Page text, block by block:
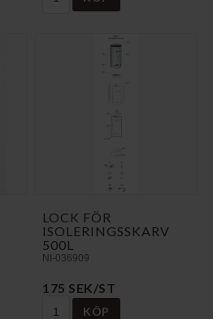
LOCK FÖR
ISOLERINGSSKARV
500L
NI-036909
175 SEK/ST
KÖP